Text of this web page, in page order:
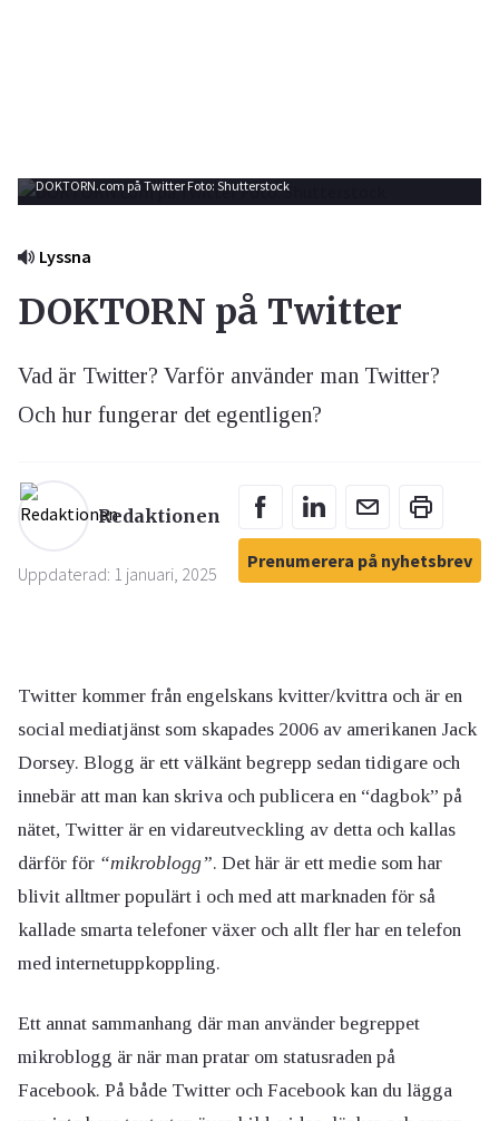
DOKTORN.com på Twitter Foto: Shutterstock
Lyssna
DOKTORN på Twitter
Vad är Twitter? Varför använder man Twitter?
Och hur fungerar det egentligen?
Redaktionen
Uppdaterad: 1 januari, 2025
Prenumerera på nyhetsbrev
Twitter kommer från engelskans kvitter/kvittra och är en
social mediatjänst som skapades 2006 av amerikanen Jack
Dorsey. Blogg är ett välkänt begrepp sedan tidigare och
innebär att man kan skriva och publicera en “dagbok” på
nätet, Twitter är en vidareutveckling av detta och kallas
därför för “mikroblogg”. Det här är ett medie som har
blivit alltmer populärt i och med att marknaden för så
kallade smarta telefoner växer och allt fler har en telefon
med internetuppkoppling.
Ett annat sammanhang där man använder begreppet
mikroblogg är när man pratar om statusraden på
Facebook. På både Twitter och Facebook kan du lägga